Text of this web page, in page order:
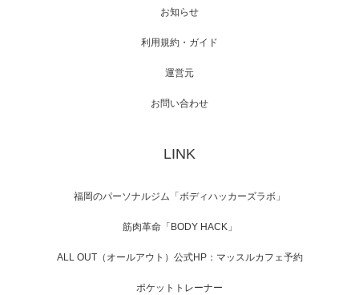
【TV】NHK BS「COOL JAPAN 」にてマッス
「ねとらぼ」さんに…
お知らせ
利用規約・ガイド
運営元
お問い合わせ
LINK
福岡のパーソナルジム「ボディハッカーズラボ」
筋肉革命「BODY HACK」
ALL OUT（オールアウト）公式HP：マッスルカフェ予約
ポケットトレーナー